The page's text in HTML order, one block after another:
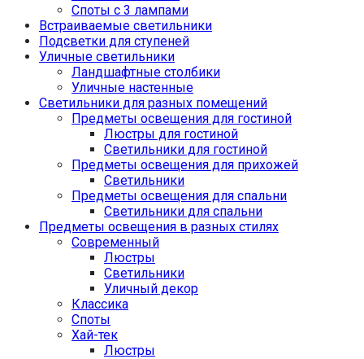
Споты с 3 лампами
Встраиваемые светильники
Подсветки для ступеней
Уличные светильники
Ландшафтные столбики
Уличные настенные
Светильники для разных помещений
Предметы освещения для гостиной
Люстры для гостиной
Светильники для гостиной
Предметы освещения для прихожей
Светильники
Предметы освещения для спальни
Светильники для спальни
Предметы освещения в разных стилях
Cовременный
Люстры
Светильники
Уличный декор
Классика
Споты
Хай-тек
Люстры